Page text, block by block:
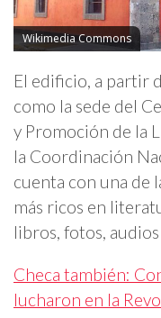
Wikimedia Commons
El edificio, a partir
como la sede del
y Promoción de la
la Coordinación
cuenta con una de
más ricos en
libros, fotos,
Checa también:
lucharon en la